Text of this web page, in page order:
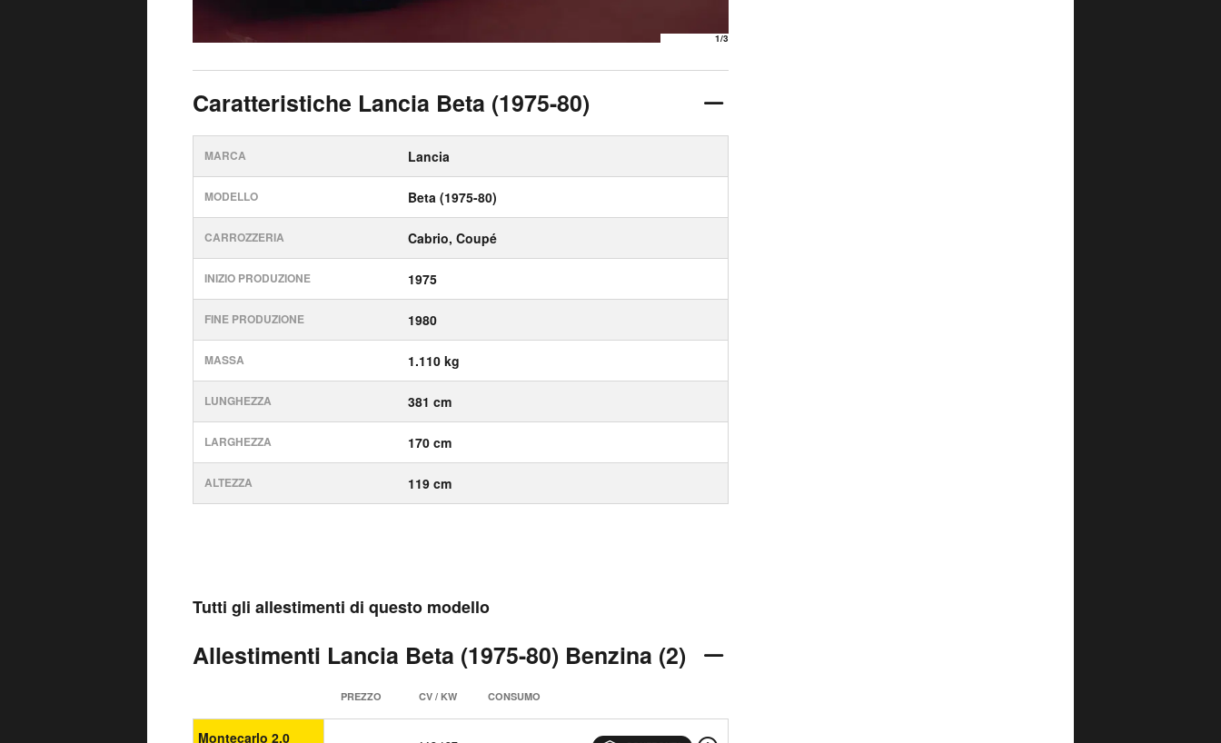
1/3
Caratteristiche Lancia Beta (1975-80)
MARCA Lancia
MODELLO Beta (1975-80)
CARROZZERIA Cabrio, Coupé
INIZIO PRODUZIONE 1975
FINE PRODUZIONE 1980
MASSA 1.110 kg
LUNGHEZZA 381 cm
LARGHEZZA 170 cm
ALTEZZA 119 cm
Tutti gli allestimenti di questo modello
Allestimenti Lancia Beta (1975-80) Benzina (2)
PREZZO CV / KW CONSUMO
Montecarlo 2.0